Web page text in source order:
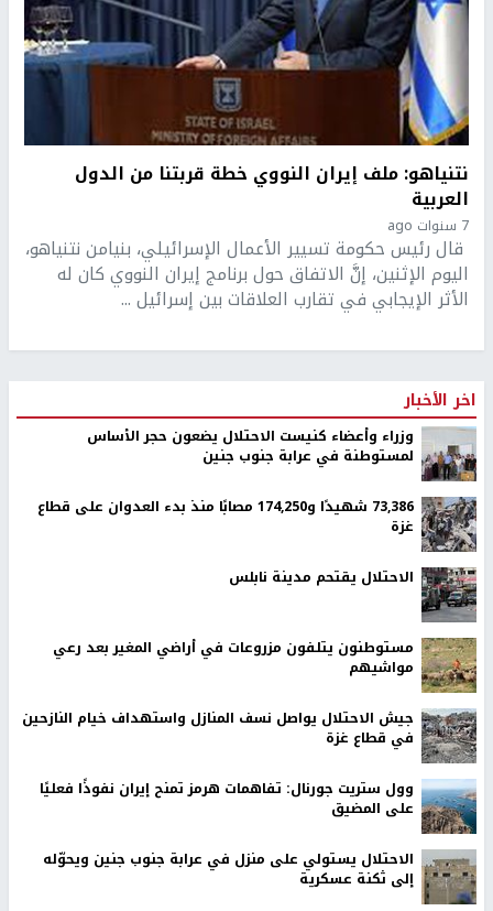
نتنياهو: ملف إيران النووي خطة قربتنا من الدول
العربية
7 سنوات ago
قال رئيس حكومة تسيير الأعمال الإسرائيلي، بنيامن نتنياهو،
اليوم الإثنين، إنَّ الاتفاق حول برنامج إيران النووي كان له
الأثر الإيجابي في تقارب العلاقات بين إسرائيل ...
اخر الأخبار
وزراء وأعضاء كنيست الاحتلال يضعون حجر الأساس
لمستوطنة في عرابة جنوب جنين
73,386 شهيدًا و174,250 مصابًا منذ بدء العدوان على قطاع
غزة
الاحتلال يقتحم مدينة نابلس
مستوطنون يتلفون مزروعات في أراضي المغير بعد رعي
مواشيهم
جيش الاحتلال يواصل نسف المنازل واستهداف خيام النازحين
في قطاع غزة
وول ستريت جورنال: تفاهمات هرمز تمنح إيران نفوذًا فعليًا
على المضيق
الاحتلال يستولي على منزل في عرابة جنوب جنين ويحوّله
إلى ثكنة عسكرية